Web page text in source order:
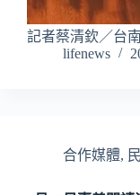
記者蔡清欽／台
lifenews
合作媒體,